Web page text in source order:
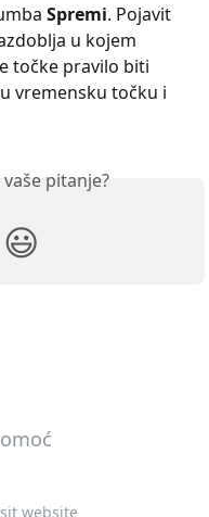
Spremi. Pojavit
u kojem
točke pravilo biti
vremensku točku i
pitanje?
😃
website